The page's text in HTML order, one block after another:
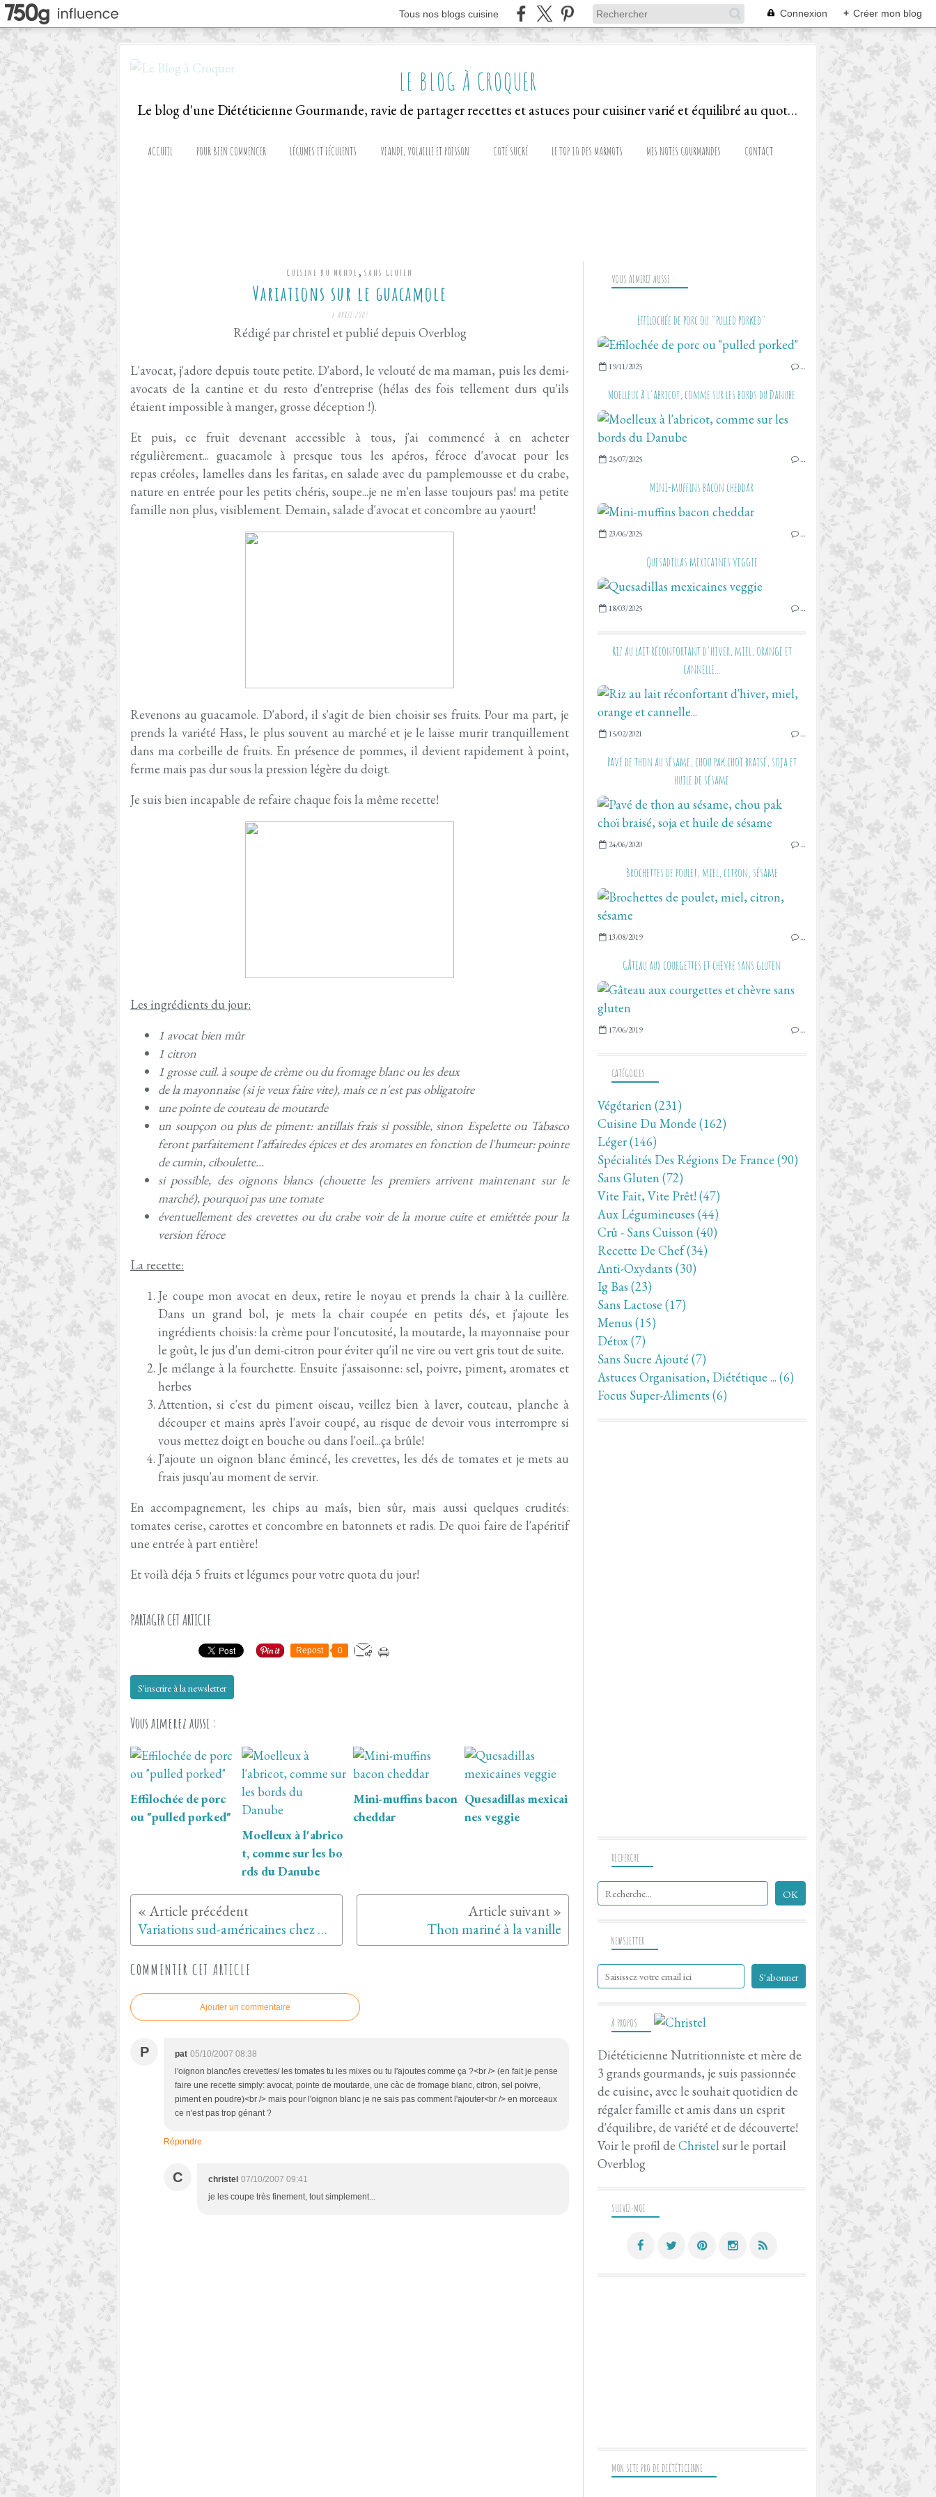
Tous nos blogs cuisine Connexion + Créer mon blog
LE BLOG À CROQUER
Le blog d'une Diététicienne Gourmande, ravie de partager recettes et astuces pour cuisiner varié et équilibré au quotidien!
ACCUEIL POUR BIEN COMMENCER LÉGUMES ET FÉCULENTS VIANDE, VOLAILLE ET POISSON COTÉ SUCRÉ LE TOP 10 DES MARMOTS MES NOTES GOURMANDES CONTACT
CUISINE DU MONDE , SANS GLUTEN
Variations sur le guacamole
6 AVRIL 2007
Rédigé par christel et publié depuis Overblog
L'avocat, j'adore depuis toute petite. D'abord, le velouté de ma maman, puis les demi-
avocats de la cantine et du resto d'entreprise (hélas des fois tellement durs qu'ils
étaient impossible à manger, grosse déception !).
Et puis, ce fruit devenant accessible à tous, j'ai commencé à en acheter
régulièrement... guacamole à presque tous les apéros, féroce d'avocat pour les
repas créoles, lamelles dans les faritas, en salade avec du pamplemousse et du crabe,
nature en entrée pour les petits chéris, soupe...je ne m'en lasse toujours pas! ma petite
famille non plus, visiblement. Demain, salade d'avocat et concombre au yaourt!
Revenons au guacamole. D'abord, il s'agit de bien choisir ses fruits. Pour ma part, je
prends la variété Hass, le plus souvent au marché et je le laisse murir tranquillement
dans ma corbeille de fruits. En présence de pommes, il devient rapidement à point,
ferme mais pas dur sous la pression légère du doigt.
Je suis bien incapable de refaire chaque fois la même recette!
Les ingrédients du jour:
1 avocat bien mûr
1 citron
1 grosse cuil. à soupe de crème ou du fromage blanc ou les deux
de la mayonnaise (si je veux faire vite), mais ce n'est pas obligatoire
une pointe de couteau de moutarde
un soupçon ou plus de piment: antillais frais si possible, sinon Espelette ou Tabasco
feront parfaitement l'affairedes épices et des aromates en fonction de l'humeur: pointe
de cumin, ciboulette...
si possible, des oignons blancs (chouette les premiers arrivent maintenant sur le
marché), pourquoi pas une tomate
éventuellement des crevettes ou du crabe voir de la morue cuite et emiéttée pour la
version féroce
La recette:
Je coupe mon avocat en deux, retire le noyau et prends la chair à la cuillère.
Dans un grand bol, je mets la chair coupée en petits dés, et j'ajoute les
ingrédients choisis: la crème pour l'oncutosité, la moutarde, la mayonnaise pour
le goût, le jus d'un demi-citron pour éviter qu'il ne vire ou vert gris tout de suite.
Je mélange à la fourchette. Ensuite j'assaisonne: sel, poivre, piment, aromates et
herbes
Attention, si c'est du piment oiseau, veillez bien à laver, couteau, planche à
découper et mains après l'avoir coupé, au risque de devoir vous interrompre si
vous mettez doigt en bouche ou dans l'oeil...ça brûle!
J'ajoute un oignon blanc émincé, les crevettes, les dés de tomates et je mets au
frais jusqu'au moment de servir.
En accompagnement, les chips au maîs, bien sûr, mais aussi quelques crudités:
tomates cerise, carottes et concombre en batonnets et radis. De quoi faire de l'apéritif
une entrée à part entière!
Et voilà déja 5 fruits et légumes pour votre quota du jour!
PARTAGER CET ARTICLE
Repost 0
S'inscrire à la newsletter
Vous aimerez aussi :
Effilochée de porc
ou "pulled porked"
Moelleux à l'abrico
t, comme sur les bo
rds du Danube
Mini-muffins bacon
cheddar
Quesadillas mexicai
nes veggie
Variations sud-américaines chez Carole et Thierry Thon mariné à la vanille
COMMENTER CET ARTICLE
Ajouter un commentaire
P pat 05/10/2007 08:38
l'oignon blanc/les crevettes/ les tomates tu les mixes ou tu l'ajoutes comme ça ?<br /> (en fait je pense
faire une recette simply: avocat, pointe de moutarde, une càc de fromage blanc, citron, sel poivre,
piment en poudre)<br /> mais pour l'oignon blanc je ne sais pas comment l'ajouter<br /> en morceaux
ce n'est pas trop génant ?
Répondre
C christel 07/10/2007 09:41
je les coupe très finement, tout simplement...
NEWSLETTER
SUIVEZ-MOI
RECHERCHE
À PROPOS
Diététicienne Nutritionniste et mère de
3 grands gourmands, je suis passionnée
de cuisine, avec le souhait quotidien de
régaler famille et amis dans un esprit
d'équilibre, de variété et de découverte!
Voir le profil de Christel sur le portail
Overblog
VOUS AIMEREZ AUSSI :
Effilochée de porc ou "pulled porked"
19/11/2025 …
Moelleux à l'abricot, comme sur les bords du Danube
25/07/2025 …
Mini-muffins bacon cheddar
23/06/2025 …
Quesadillas mexicaines veggie
18/03/2025 …
Riz au lait réconfortant d'hiver, miel, orange et
cannelle...
15/02/2021 …
Pavé de thon au sésame, chou pak choï braisé, soja et
huile de sésame
24/06/2020 …
Brochettes de poulet, miel, citron, sésame
13/08/2019 …
Gâteau aux courgettes et chèvre sans gluten
17/06/2019 …
CATÉGORIES
Végétarien (231)
Cuisine Du Monde (162)
Léger(146)
Spécialités Des Régions De France (90)
Sans Gluten (72)
Vite Fait, Vite Prêt!(47)
Aux Légumineuses (44)
Crû - Sans Cuisson (40)
Recette De Chef(34)
Anti-Oxydants (30)
Ig Bas (23)
Sans Lactose (17)
Menus (15)
Détox(7)
Sans Sucre Ajouté (7)
Astuces Organisation, Diététique ... (6)
Focus Super-Aliments (6)
MON SITE PRO DE DIÉTÉTICIENNE